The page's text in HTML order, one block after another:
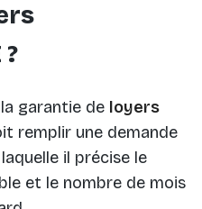
garantie de loyers
remplir une demande
il précise le
et le nombre de mois